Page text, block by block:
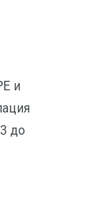
и
до